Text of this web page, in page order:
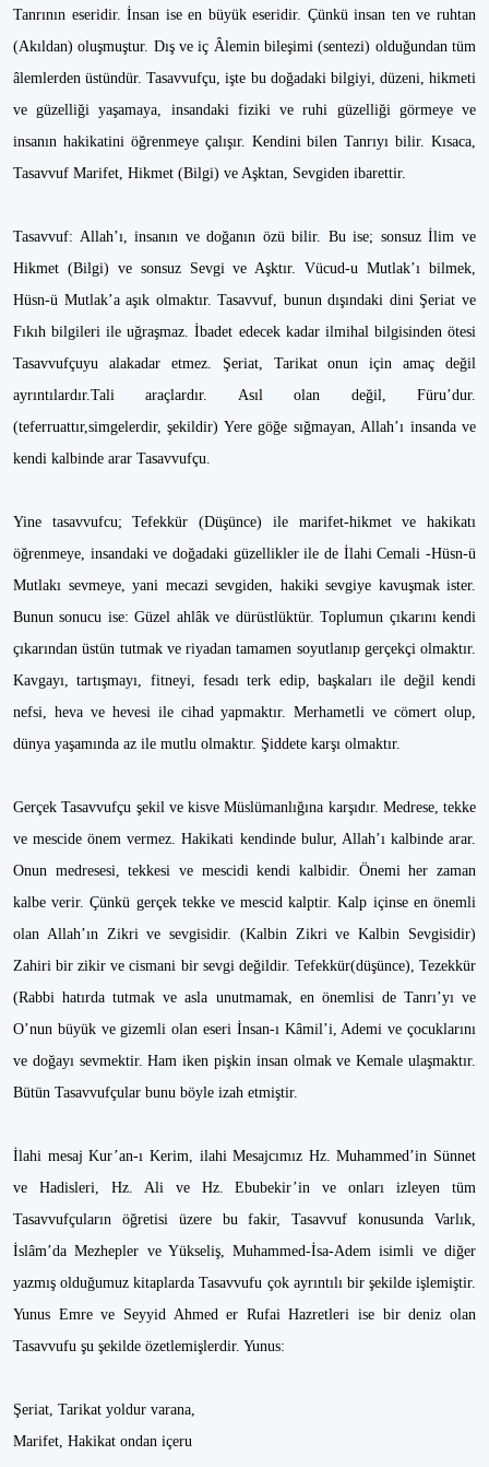
Tanrının eseridir. İnsan ise en büyük eseridir. Çünkü insan ten ve ruhtan
(Akıldan) oluşmuştur. Dış ve iç Âlemin bileşimi (sentezi) olduğundan tüm
âlemlerden üstündür. Tasavvufçu, işte bu doğadaki bilgiyi, düzeni, hikmeti
ve güzelliği yaşamaya, insandaki fiziki ve ruhi güzelliği görmeye ve
insanın hakikatini öğrenmeye çalışır. Kendini bilen Tanrıyı bilir. Kısaca,
Tasavvuf Marifet, Hikmet (Bilgi) ve Aşktan, Sevgiden ibarettir.
Tasavvuf: Allah’ı, insanın ve doğanın özü bilir. Bu ise; sonsuz İlim ve
Hikmet (Bilgi) ve sonsuz Sevgi ve Aşktır. Vücud-u Mutlak’ı bilmek,
Hüsn-ü Mutlak’a aşık olmaktır. Tasavvuf, bunun dışındaki dini Şeriat ve
Fıkıh bilgileri ile uğraşmaz. İbadet edecek kadar ilmihal bilgisinden ötesi
Tasavvufçuyu alakadar etmez. Şeriat, Tarikat onun için amaç değil
ayrıntılardır.Tali araçlardır. Asıl olan değil, Füru’dur.
(teferruattır,simgelerdir, şekildir) Yere göğe sığmayan, Allah’ı insanda ve
kendi kalbinde arar Tasavvufçu.
Yine tasavvufcu; Tefekkür (Düşünce) ile marifet-hikmet ve hakikatı
öğrenmeye, insandaki ve doğadaki güzellikler ile de İlahi Cemali -Hüsn-ü
Mutlakı sevmeye, yani mecazi sevgiden, hakiki sevgiye kavuşmak ister.
Bunun sonucu ise: Güzel ahlâk ve dürüstlüktür. Toplumun çıkarını kendi
çıkarından üstün tutmak ve riyadan tamamen soyutlanıp gerçekçi olmaktır.
Kavgayı, tartışmayı, fitneyi, fesadı terk edip, başkaları ile değil kendi
nefsi, heva ve hevesi ile cihad yapmaktır. Merhametli ve cömert olup,
dünya yaşamında az ile mutlu olmaktır. Şiddete karşı olmaktır.
Gerçek Tasavvufçu şekil ve kisve Müslümanlığına karşıdır. Medrese, tekke
ve mescide önem vermez. Hakikati kendinde bulur, Allah’ı kalbinde arar.
Onun medresesi, tekkesi ve mescidi kendi kalbidir. Önemi her zaman
kalbe verir. Çünkü gerçek tekke ve mescid kalptir. Kalp içinse en önemli
olan Allah’ın Zikri ve sevgisidir. (Kalbin Zikri ve Kalbin Sevgisidir)
Zahiri bir zikir ve cismani bir sevgi değildir. Tefekkür(düşünce), Tezekkür
(Rabbi hatırda tutmak ve asla unutmamak, en önemlisi de Tanrı’yı ve
O’nun büyük ve gizemli olan eseri İnsan-ı Kâmil’i, Ademi ve çocuklarını
ve doğayı sevmektir. Ham iken pişkin insan olmak ve Kemale ulaşmaktır.
Bütün Tasavvufçular bunu böyle izah etmiştir.
İlahi mesaj Kur’an-ı Kerim, ilahi Mesajcımız Hz. Muhammed’in Sünnet
ve Hadisleri, Hz. Ali ve Hz. Ebubekir’in ve onları izleyen tüm
Tasavvufçuların öğretisi üzere bu fakir, Tasavvuf konusunda Varlık,
İslâm’da Mezhepler ve Yükseliş, Muhammed-İsa-Adem isimli ve diğer
yazmış olduğumuz kitaplarda Tasavvufu çok ayrıntılı bir şekilde işlemiştir.
Yunus Emre ve Seyyid Ahmed er Rufai Hazretleri ise bir deniz olan
Tasavvufu şu şekilde özetlemişlerdir. Yunus:
Şeriat, Tarikat yoldur varana,
Marifet, Hakikat ondan içeru